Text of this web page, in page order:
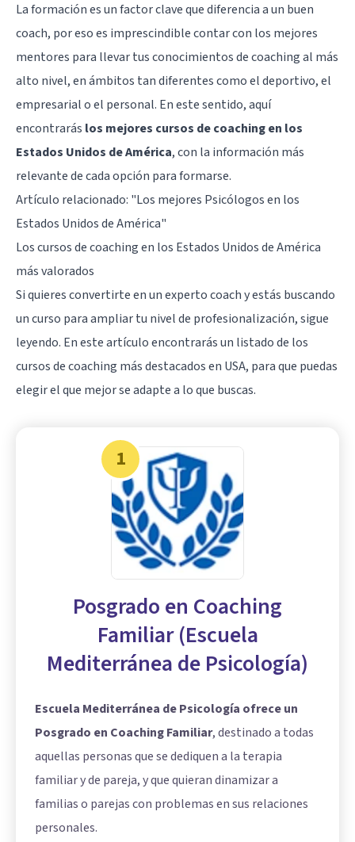
La formación es un factor clave que diferencia a un buen
coach, por eso es imprescindible contar con los mejores
mentores para llevar tus conocimientos de coaching al más
alto nivel, en ámbitos tan diferentes como el deportivo, el
empresarial o el personal. En este sentido, aquí
encontrarás los mejores cursos de coaching en los
Estados Unidos de América, con la información más
relevante de cada opción para formarse.
Artículo relacionado: "Los mejores Psicólogos en los
Estados Unidos de América"
Los cursos de coaching en los Estados Unidos de América
más valorados
Si quieres convertirte en un experto coach y estás buscando
un curso para ampliar tu nivel de profesionalización, sigue
leyendo. En este artículo encontrarás un listado de los
cursos de coaching más destacados en USA, para que puedas
elegir el que mejor se adapte a lo que buscas.
1
Posgrado en Coaching
Familiar (Escuela
Mediterránea de Psicología)
Escuela Mediterránea de Psicología ofrece un
Posgrado en Coaching Familiar, destinado a todas
aquellas personas que se dediquen a la terapia
familiar y de pareja, y que quieran dinamizar a
familias o parejas con problemas en sus relaciones
personales.